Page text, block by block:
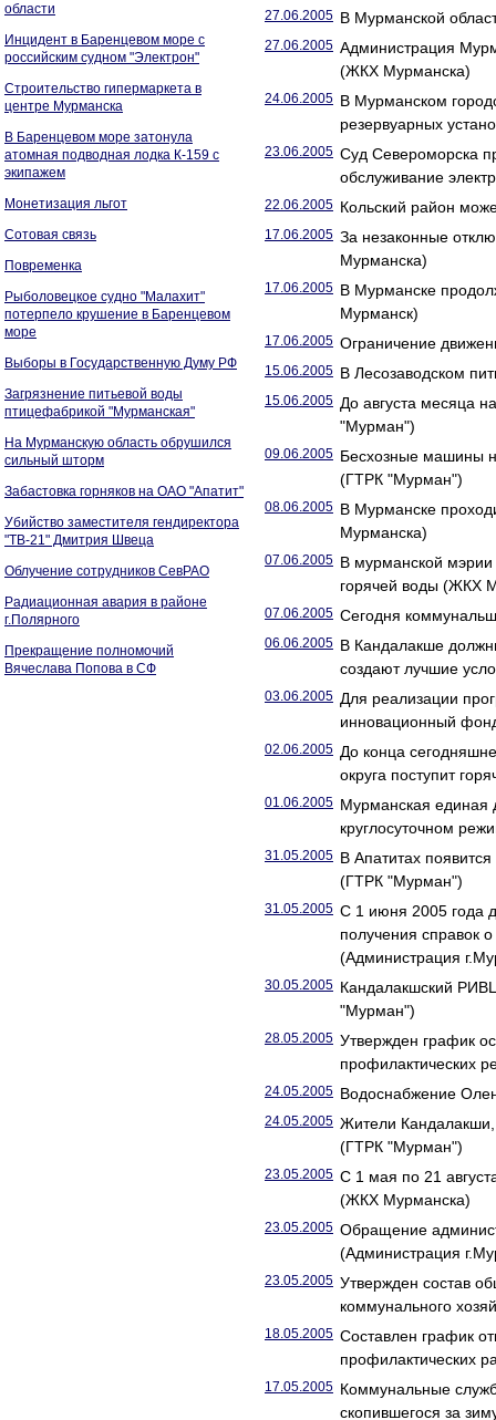
области
Инцидент в Баренцевом море с
российским судном "Электрон"
Строительство гипермаркета в
центре Мурманска
В Баренцевом море затонула
атомная подводная лодка К-159 с
экипажем
Монетизация льгот
Сотовая связь
Повременка
Рыболовецкое судно "Малахит"
потерпело крушение в Баренцевом
море
Выборы в Государственную Думу РФ
Загрязнение питьевой воды
птицефабрикой "Мурманская"
На Мурманскую область обрушился
сильный шторм
Забастовка горняков на ОАО "Апатит"
Убийство заместителя гендиректора
"ТВ-21" Дмитрия Швеца
Облучение сотрудников СевРАО
Радиационная авария в районе
г.Полярного
Прекращение полномочий
Вячеслава Попова в СФ
27.06.2005 В Мурманской
27.06.2005 Администрация
(ЖКХ Мурманска)
24.06.2005 В Мурманском
резервуарных
23.06.2005 Суд Североморска
обслуживание
22.06.2005 Кольский район
17.06.2005 За незаконные
Мурманска)
17.06.2005 В Мурманске
Мурманск)
17.06.2005 Ограничение
15.06.2005 В Лесозаводском
15.06.2005 До августа месяца
"Мурман")
09.06.2005 Бесхозные машины
(ГТРК "Мурман")
08.06.2005 В Мурманске
Мурманска)
07.06.2005 В мурманской мэрии
горячей воды (ЖКХ
07.06.2005 Сегодня
06.06.2005 В Кандалакше
создают лучшие
03.06.2005 Для реализации
инновационный
02.06.2005 До конца
округа поступит
01.06.2005 Мурманская единая
круглосуточном
31.05.2005 В Апатитах
(ГТРК "Мурман")
31.05.2005 С 1 июня 2005 года
получения справок
(Администрация
30.05.2005 Кандалакшский
"Мурман")
28.05.2005 Утвержден график
профилактических
24.05.2005 Водоснабжение
24.05.2005 Жители
(ГТРК "Мурман")
23.05.2005 С 1 мая по 21
(ЖКХ Мурманска)
23.05.2005 Обращение
(Администрация
23.05.2005 Утвержден состав
коммунального
18.05.2005 Составлен график
профилактических
17.05.2005 Коммунальные
скопившегося за